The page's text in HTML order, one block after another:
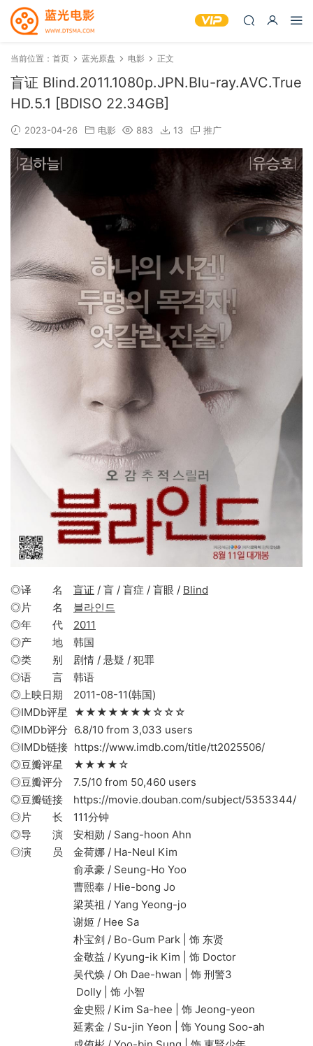
当前位置： 首页 蓝光原盘 电影 正文
盲证 Blind.2011.1080p.JPN.Blu-ray.AVC.True
HD.5.1 [BDISO 22.34GB]
2023-04-26 电影 883 13 推广
◎译 名 盲证 / 盲 / 盲症 / 盲眼 / Blind
◎片 名 블라인드
◎年 代 2011
◎产 地 韩国
◎类 别 剧情 / 悬疑 / 犯罪
◎语 言 韩语
◎上映日期 2011-08-11(韩国)
◎IMDb评星 ★★★★★★★☆☆☆
◎IMDb评分 6.8/10 from 3,033 users
◎IMDb链接 https://www.imdb.com/title/tt2025506/
◎豆瓣评星 ★★★★☆
◎豆瓣评分 7.5/10 from 50,460 users
◎豆瓣链接 https://movie.douban.com/subject/5353344/
◎片 长 111分钟
◎导 演 安相勋 / Sang-hoon Ahn
◎演 员 金荷娜 / Ha-Neul Kim
俞承豪 / Seung-Ho Yoo
曹熙奉 / Hie-bong Jo
梁英祖 / Yang Yeong-jo
谢姬 / Hee Sa
朴宝剑 / Bo-Gum Park | 饰 东贤
金敬益 / Kyung-ik Kim | 饰 Doctor
吴代焕 / Oh Dae-hwan | 饰 刑警3
Dolly | 饰 小智
金史熙 / Kim Sa-hee | 饰 Jeong-yeon
延素金 / Su-jin Yeon | 饰 Young Soo-ah